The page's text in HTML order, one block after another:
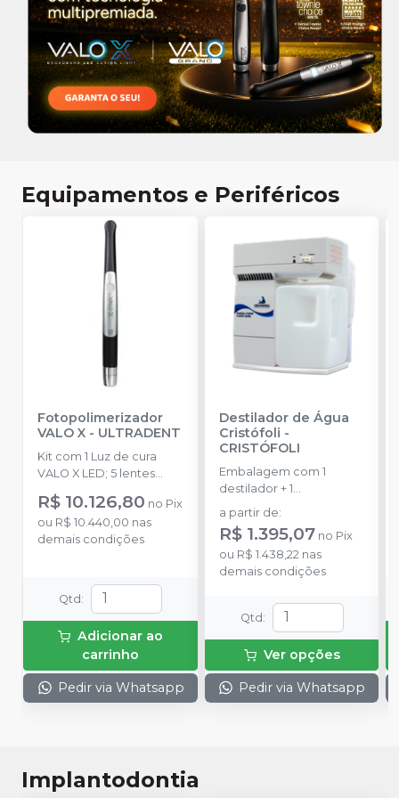
Equipamentos e Periféricos
Fotopolimerizador
VALO X - ULTRADENT
Kit com 1 Luz de cura
VALO X LED; 5 lentes
acessórias; 2 baterias
recarregáveis; 1
carregador de bateria; 1
fonte de alimentação
adaptador de cabo; 1
suporte de peça de
bloqueio de luz azul; 1
pacote de amostra de
mangas de barreira.
R$ 10.126,80 no Pix
ou R$ 10.440,00 nas
demais condições
Qtd :
Adicionar ao
carrinho
Pedir via Whatsapp
Destilador de Água
Cristófoli -
CRISTÓFOLI
Embalagem com 1
destilador + 1
reservatório para água
comum + 1 reservatório
para água destilada + 3
filtros de carvão ativado
+ 1 filtro da resistência + 1
de instruções.
a partir de:
R$ 1.395,07 no Pix
ou R$ 1.438,22nas
demais condições
Qtd :
Ver opções
Pedir via Whatsapp
Implantodontia